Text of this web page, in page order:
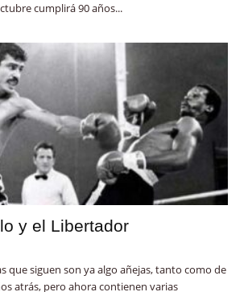
cumplirá 90 años...
y el Libertador
que siguen son ya algo añejas, tanto como de
atrás, pero ahora contienen varias